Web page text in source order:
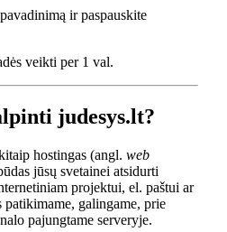
ir paspauskite
veikti per 1 val.
judesys.lt?
hostingas (angl. web
jūsų svetainei atsidurti
projektui, el. paštui ar
patikimame, galingame, prie
pajungtame serveryje.